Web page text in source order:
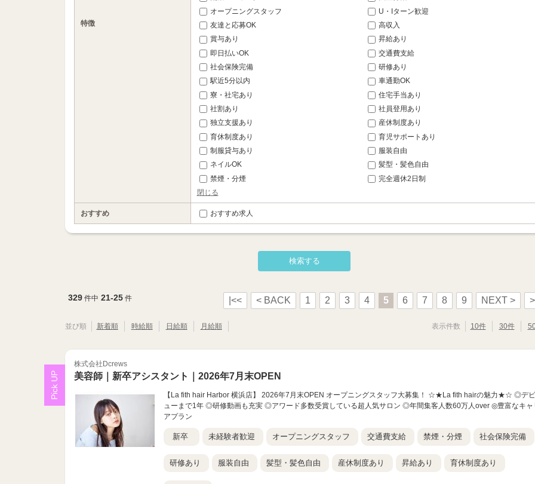
特徴
オープニングスタッフ
U・Iターン歓迎
友達と応募OK
高収入
賞与あり
昇給あり
即日払いOK
交通費支給
社会保険完備
研修あり
駅近5分以内
車通勤OK
寮・社宅あり
住宅手当あり
社割あり
社員登用あり
独立支援あり
産休制度あり
育休制度あり
育児サポートあり
制服貸与あり
服装自由
ネイルOK
髪型・髪色自由
禁煙・分煙
完全週休2日制
閉じる
おすすめ おすすめ求人
329件中 21-25件 |<< < BACK 1 2 3 4 5 6 7 8 9 NEXT >
並び順 新着順 時給順 日給順 月給順 表示件数 10件 30件
株式会社Dcrews
美容師｜新卒アシスタント｜2026年7月末OPEN
【La fith hair Harbor 横浜店】 2026年7月末OPEN オープニングスタッフ大募集！ ☆★La fith hairの魅力★☆ ◎デビ
ューまで1年 ◎研修動画も充実 ◎アワード多数受賞している超人気サロン ◎年間集客人数60万人over ◎豊富なキャ
アプラン
新卒 未経験者歓迎 オープニングスタッフ 交通費支給 禁煙・分煙 社会保険完備
研修あり 服装自由 髪型・髪色自由 産休制度あり 昇給あり 育休制度あり